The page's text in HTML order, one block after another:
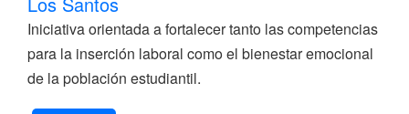
Iniciativa orientada a fortalecer tanto las competencias
para la inserción laboral como el bienestar emocional
de la población estudiantil.